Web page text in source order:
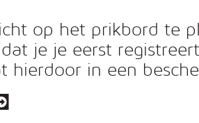
op het prikbord te
je je eerst
hierdoor in een